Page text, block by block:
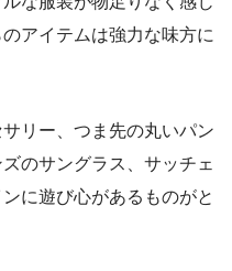
アイテムは強力な味方に
リー、つま先の丸いパン
のサングラス、サッチェ
に遊び心があるものがと